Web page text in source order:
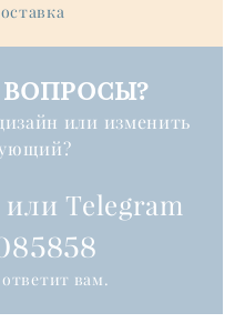
или изменить
Telegram
вам.